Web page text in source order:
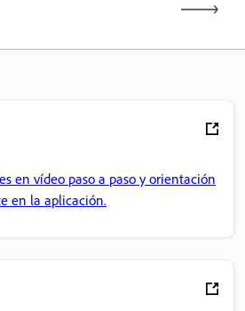
en vídeo paso a paso y orientación
en la aplicación.